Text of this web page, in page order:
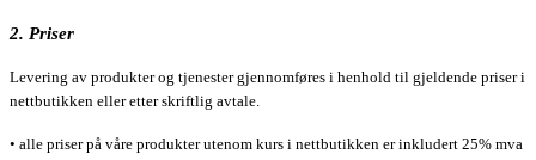
2. Priser
Levering av produkter og tjenester gjennomføres i henhold til gjeldende priser i
nettbutikken eller etter skriftlig avtale.
• alle priser på våre produkter utenom kurs i nettbutikken er inkludert 25% mva